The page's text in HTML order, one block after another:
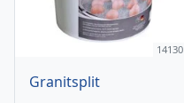
14130
Granitsplit